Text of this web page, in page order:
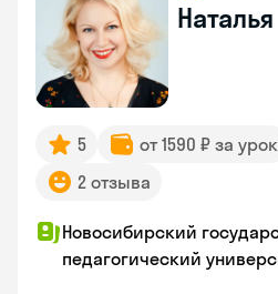
Наталья
5 от 1590 ₽ за урок
2 отзыва
Новосибирский
педагогический